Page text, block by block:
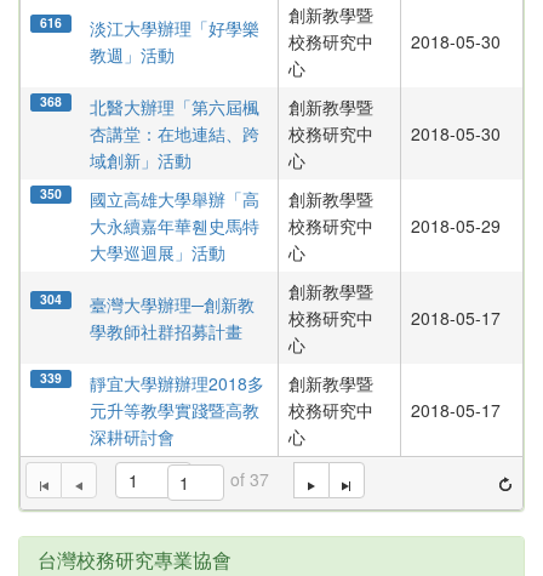
616
淡江大學辦理「好學樂
教週」活動
創新教學暨
校務研究中
心
2018-05-30
368
北醫大辦理「第六屆楓
杏講堂：在地連結、跨
域創新」活動
創新教學暨
校務研究中
心
2018-05-30
350
國立高雄大學舉辦「高
大永續嘉年華휀史馬特
大學巡迴展」活動
創新教學暨
校務研究中
心
2018-05-29
304
臺灣大學辦理─創新教
學教師社群招募計畫
創新教學暨
校務研究中
心
2018-05-17
339
靜宜大學辦辦理2018多
元升等教學實踐暨高教
深耕研討會
創新教學暨
校務研究中
心
2018-05-17
1Page of 37
台灣校務研究專業協會